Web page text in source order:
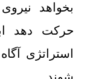
بخواهد
حركت دهد
استراتژی